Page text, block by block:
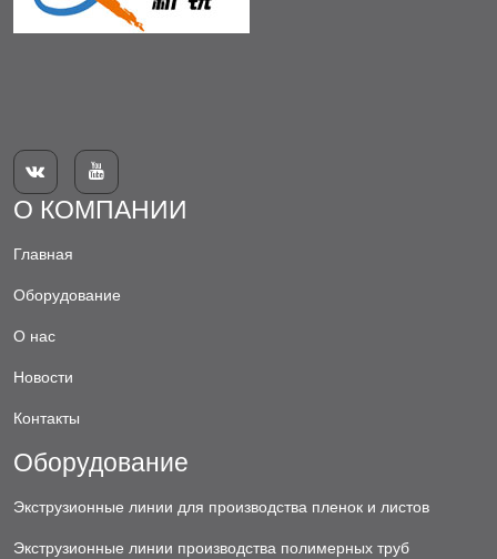
 
О КОМПАНИИ
Главная
Оборудование
О нас
Новости
Контакты
Оборудование
Экструзионные линии для производства пленок и листов
Экструзионные линии производства полимерных труб